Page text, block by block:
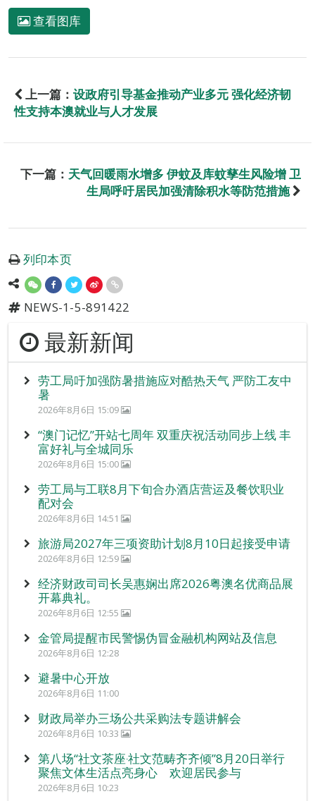
查看图库
上一篇： 设政府引导基金推动产业多元 强化经济韧
性支持本澳就业与人才发展
下一篇： 天气回暖雨水增多 伊蚊及库蚊孳生风险增 卫
生局呼吁居民加强清除积水等防范措施
列印本页
NEWS-1-5-891422
最新新闻
劳工局吁加强防暑措施应对酷热天气 严防工友中
暑
2026年8月6日 15:09
“澳门记忆”开站七周年 双重庆祝活动同步上线 丰
富好礼与全城同乐
2026年8月6日 15:00
劳工局与工联8月下旬合办酒店营运及餐饮职业
配对会
2026年8月6日 14:51
旅游局2027年三项资助计划8月10日起接受申请
2026年8月6日 12:59
经济财政司司长吴惠娴出席2026粤澳名优商品展
开幕典礼。
2026年8月6日 12:55
金管局提醒市民警惕伪冒金融机构网站及信息
2026年8月6日 12:28
避暑中心开放
2026年8月6日 11:00
财政局举办三场公共采购法专题讲解会
2026年8月6日 10:33
第八场“社文茶座‧社文范畴齐齐倾”8月20日举行
聚焦文体生活点亮身心 欢迎居民参与
2026年8月6日 10:23